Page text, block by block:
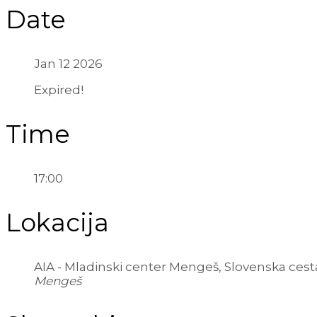
Date
Jan 12 2026
Expired!
Time
17:00
Lokacija
AIA - Mladinski center Mengeš, Slovenska
Mengeš